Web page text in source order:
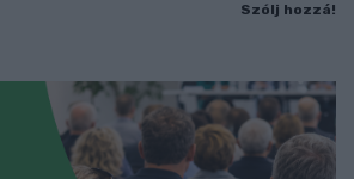
Szólj hozzá!